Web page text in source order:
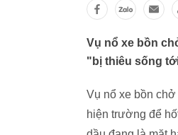
Vụ nổ xe bồn
"bị thiêu sống
Vụ nổ xe bồn
hiện trường để